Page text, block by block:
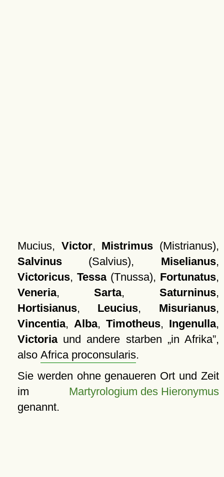
Mucius, Victor, Mistrimus (Mistrianus),
Salvinus(Salvius), Miselianus,
Victoricus, Tessa(Tnussa), Fortunatus,
Veneria,Sarta, Saturninus,
Hortisianus, Leucius, Misurianus,
Vincentia, Alba, Timotheus, Ingenulla,
Victoriaund andere starben in Afrika ,
also Africa proconsularis.
Sie werden ohne genaueren Ort und Zeit
im Martyrologium des Hieronymus
genannt.